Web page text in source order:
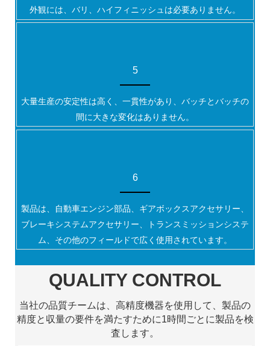
外観には、バリ、ハイフィニッシュは必要ありません。
5
大量生産の安定性は高く、一貫性があり、バッチとバッチの
間に大きな変化はありません。
6
製品は、自動車エンジン部品、ギアボックスアクセサリー、
ブレーキシステムアクセサリー、トランスミッションシステ
ム、その他のフィールドで広く使用されています。
QUALITY CONTROL
当社の品質チームは、高精度機器を使用して、製品の
精度と収量の要件を満たすために1時間ごとに製品を検
査します。